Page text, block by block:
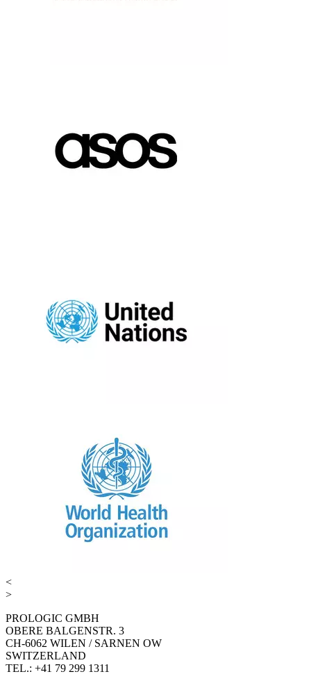
<
>
PROLOGIC GMBH
OBERE BALGENSTR. 3
CH-6062 WILEN / SARNEN OW
SWITZERLAND
TEL.: +41 79 299 1311